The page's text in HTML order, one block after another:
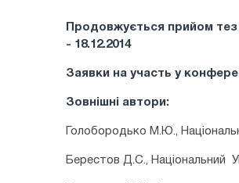
Продовжується прийом
- 18.12.2014
Заявки на участь у
Зовнішні автори:
Голобородько М.Ю.,
Берестов Д.С., Національний